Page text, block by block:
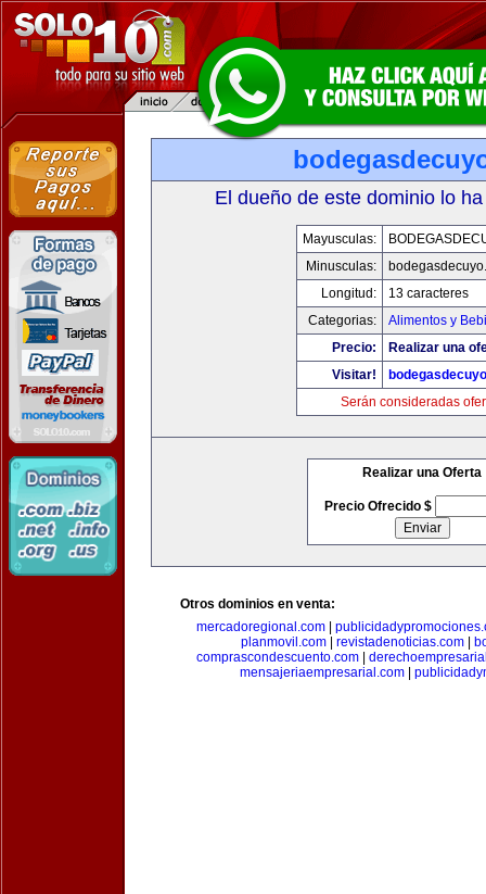
El dueño de este dominio lo
Mayusculas:
Minusculas:
Longitud:
13 caracteres
Categorias:
Alimentos y
Precio:
Realizar una
Visitar!
Serán consideradas
Realizar una Oferta
Precio Ofrecido $
Otros dominios en venta:
mercadoregional.com
planmovil.com| revistadenoticias.com|
comprascondescuento.com
mensajeriaempresarial.com|